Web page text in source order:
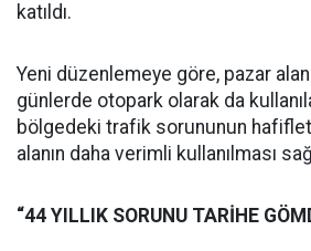
katıldı.
Yeni düzenlemeye göre, pazar
günlerde otopark olarak da
bölgedeki trafik sorununun
alanın daha verimli kullanılması
“44 YILLIK SORUNU TARİHE